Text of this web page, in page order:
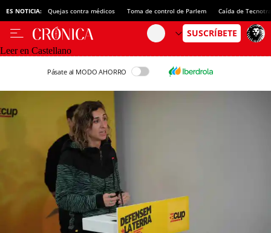
ES NOTICIA: Quejas contra médicos Toma de control de Parlem Caída de
Leer en Castellano
Pásate al MODO AHORRO